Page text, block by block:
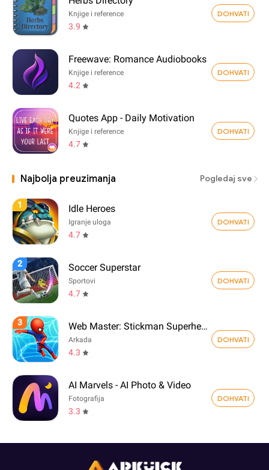
Knjige i reference
3.9
DOHVATI
Freewave: Romance Audiobooks
Knjige i reference
4.2
DOHVATI
Quotes App - Daily Motivation
Knjige i reference
4.7
DOHVATI
Najbolja preuzimanja Pogledaj sve
1 Idle Heroes
Igranje uloga
4.7
DOHVATI
2 Soccer Superstar
Sportovi
4.7
DOHVATI
3 Web Master: Stickman Superhero
Arkada
4.3
DOHVATI
AI Marvels - AI Photo & Video
Fotografija
3.3
DOHVATI